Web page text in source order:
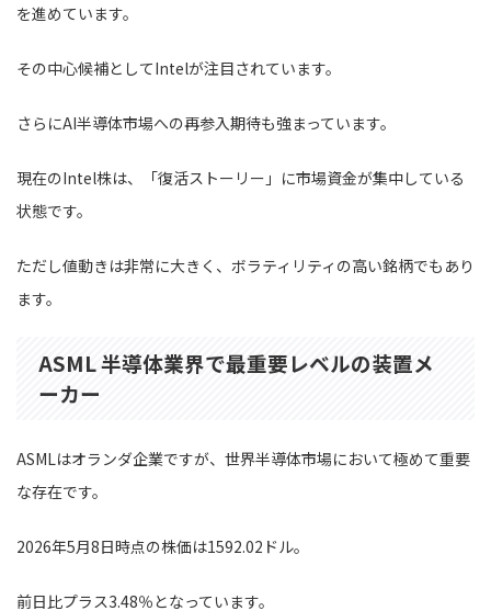
を進めています。
その中心候補としてIntelが注目されています。
さらにAI半導体市場への再参入期待も強まっています。
現在のIntel株は、「復活ストーリー」に市場資金が集中している
状態です。
ただし値動きは非常に大きく、ボラティリティの高い銘柄でもあり
ます。
ASML 半導体業界で最重要レベルの装置メ
ーカー
ASMLはオランダ企業ですが、世界半導体市場において極めて重要
な存在です。
2026年5月8日時点の株価は1592.02ドル。
前日比プラス3.48％となっています。